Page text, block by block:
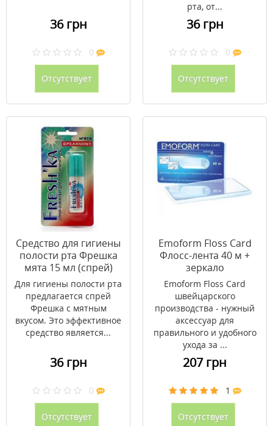
36 грн
0
Отсутствует
рта, от...
36 грн
0
Отсутствует
Cредство для гигиены
полости рта Фрешка
мята 15 мл (спрей)
Для гигиены полости рта
предлагается спрей
Фрешка с мятным
вкусом. Это эффективное
средство является...
36 грн
0
Отсутствует
Emoform Floss Card
Флосс-лента 40 м +
зеркало
Emoform Floss Card
швейцарского
производства - нужный
аксессуар для
правильного и удобного
ухода за ...
207 грн
1
Отсутствует